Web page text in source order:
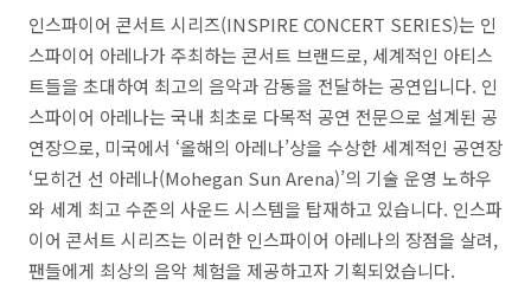
인스파이어 콘서트 시리즈(INSPIRE CONCERT SERIES)는 인
스파이어 아레나가 주최하는 콘서트 브랜드로, 세계적인 아티스
트들을 초대하여 최고의 음악과 감동을 전달하는 공연입니다. 인
스파이어 아레나는 국내 최초로 다목적 공연 전문으로 설계된 공
연장으로, 미국에서 ‘올해의 아레나’상을 수상한 세계적인 공연장
‘모히건 선 아레나(Mohegan Sun Arena)’의 기술 운영 노하우
와 세계 최고 수준의 사운드 시스템을 탑재하고 있습니다. 인스파
이어 콘서트 시리즈는 이러한 인스파이어 아레나의 장점을 살려,
팬들에게 최상의 음악 체험을 제공하고자 기획되었습니다.